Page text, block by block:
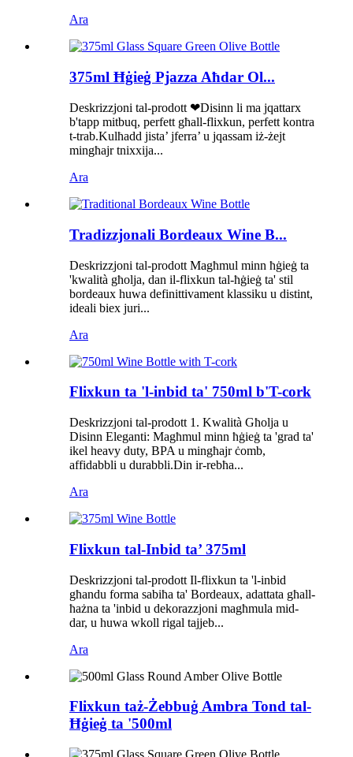
Ara
375ml Ħġieġ Pjazza Aħdar Ol...
Deskrizzjoni tal-prodott ❤Disinn li ma jqattarx
b'tapp mitbuq, perfett għall-flixkun, perfett kontra
t-trab.Kulħadd jista’ jferra’ u jqassam iż-żejt
mingħajr tnixxija...
Ara
Tradizzjonali Bordeaux Wine B...
Deskrizzjoni tal-prodott Magħmul minn ħġieġ ta
'kwalità għolja, dan il-flixkun tal-ħġieġ ta' stil
bordeaux huwa definittivament klassiku u distint,
ideali biex juri...
Ara
Flixkun ta 'l-inbid ta' 750ml b'T-cork
Deskrizzjoni tal-prodott 1. Kwalità Għolja u
Disinn Eleganti: Magħmul minn ħġieġ ta 'grad ta'
ikel heavy duty, BPA u mingħajr ċomb,
affidabbli u durabbli.Din ir-rebħa...
Ara
Flixkun tal-Inbid ta’ 375ml
Deskrizzjoni tal-prodott Il-flixkun ta 'l-inbid
għandu forma sabiħa ta' Bordeaux, adattata għall-
ħażna ta 'inbid u dekorazzjoni magħmula mid-
dar, u huwa wkoll rigal tajjeb...
Ara
Flixkun taż-Żebbuġ Ambra Tond tal-
Ħġieġ ta '500ml